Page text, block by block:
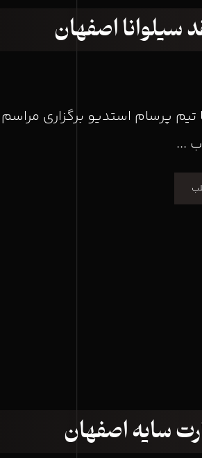
سیلوانا اصفهان
تیم پرسام استدیو برگزاری
...
سایه اصفهان